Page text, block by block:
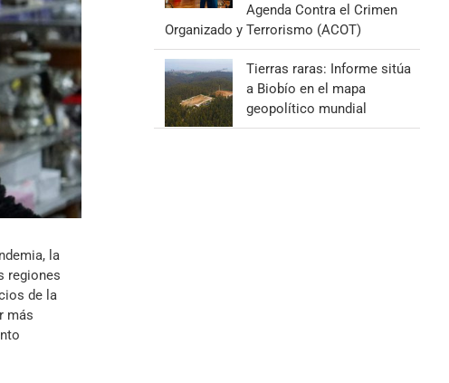
la
regiones
de la
más
Agenda Contra el Crimen
Organizado y Terrorismo (ACOT)
Tierras raras: Informe sitúa
a Biobío en el mapa
geopolítico mundial